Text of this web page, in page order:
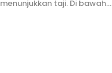
menunjukkan taji. Di bawah…